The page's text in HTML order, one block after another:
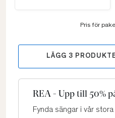
Pris för
LÄGG 3
REA - Upp till 50%
Fynda sängar i vår